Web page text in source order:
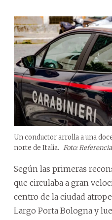
Un conductor arrolla a una
norte de Italia. Foto:
Según las primeras
que circulaba a gran
centro de la ciudad
Largo Porta Bologna y